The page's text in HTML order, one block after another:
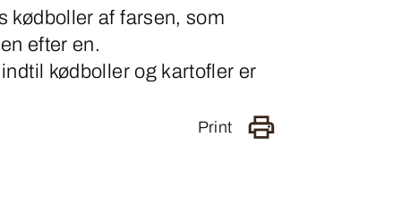
kødboller af farsen, som
efter en.
kødboller og kartofler er
Print